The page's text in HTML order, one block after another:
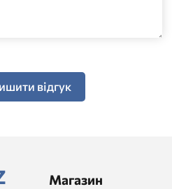
відгук
Магазин